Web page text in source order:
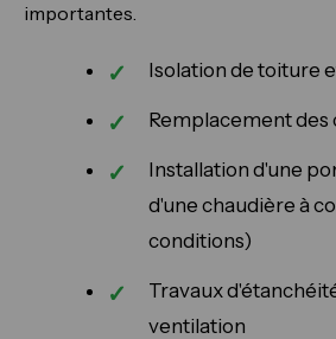
importantes.
Isolation de toiture
Remplacement des
Installation d'une
d'une chaudière à
conditions)
Travaux
ventilation